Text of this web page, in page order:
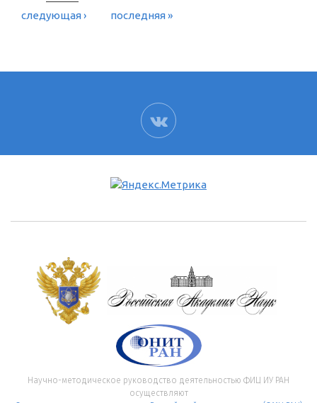
следующая › последняя »
ВК
Научно-методическое руководство деятельностью ФИЦ ИУ РАН
осуществляют